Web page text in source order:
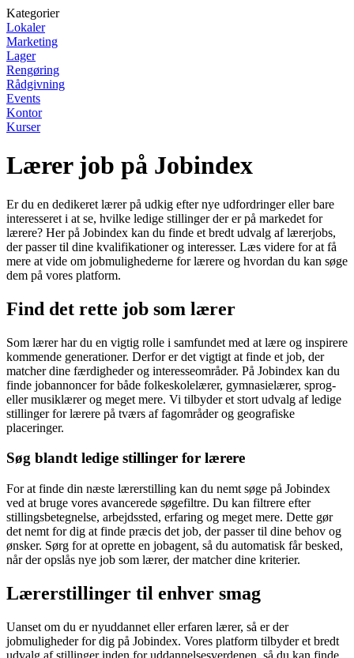
Kategorier
Lokaler
Marketing
Lager
Rengøring
Rådgivning
Events
Kontor
Kurser
Lærer job på Jobindex
Er du en dedikeret lærer på udkig efter nye udfordringer eller bare
interesseret i at se, hvilke ledige stillinger der er på markedet for
lærere? Her på Jobindex kan du finde et bredt udvalg af lærerjobs,
der passer til dine kvalifikationer og interesser. Læs videre for at få
mere at vide om jobmulighederne for lærere og hvordan du kan søge
dem på vores platform.
Find det rette job som lærer
Som lærer har du en vigtig rolle i samfundet med at lære og inspirere
kommende generationer. Derfor er det vigtigt at finde et job, der
matcher dine færdigheder og interesseområder. På Jobindex kan du
finde jobannoncer for både folkeskolelærer, gymnasielærer, sprog-
eller musiklærer og meget mere. Vi tilbyder et stort udvalg af ledige
stillinger for lærere på tværs af fagområder og geografiske
placeringer.
Søg blandt ledige stillinger for lærere
For at finde din næste lærerstilling kan du nemt søge på Jobindex
ved at bruge vores avancerede søgefiltre. Du kan filtrere efter
stillingsbetegnelse, arbejdssted, erfaring og meget mere. Dette gør
det nemt for dig at finde præcis det job, der passer til dine behov og
ønsker. Sørg for at oprette en jobagent, så du automatisk får besked,
når der opslås nye job som lærer, der matcher dine kriterier.
Lærerstillinger til enhver smag
Uanset om du er nyuddannet eller erfaren lærer, så er der
jobmuligheder for dig på Jobindex. Vores platform tilbyder et bredt
udvalg af stillinger inden for uddannelsesverdenen, så du kan finde